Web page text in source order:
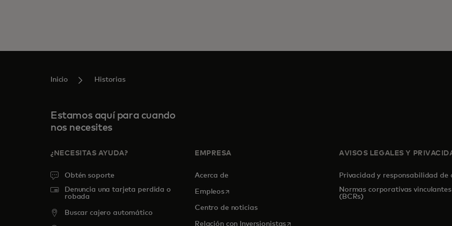
Inicio Historias
Estamos aquí para cuando
nos necesites
¿NECESITAS AYUDA?
Obtén soporte
Denuncia una tarjeta perdida o
robada
Buscar cajero automático
EMPRESA
Acerca de
Empleosse abre en una pestaña nueva
Centro de noticias
Relación con Inversionistasse abre en una pestaña nueva
AVISOS LEGALES Y
Privacidad y responsabilidad de
Normas corporativas vinculantes
(BCRs)